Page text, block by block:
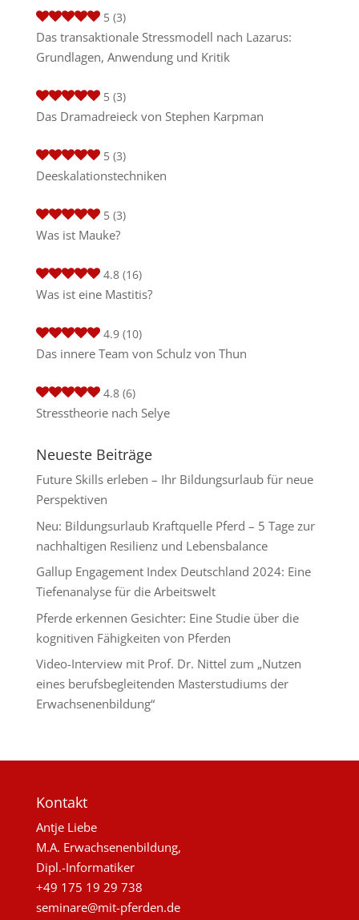
5 (3)
Das transaktionale Stressmodell nach Lazarus:
Grundlagen, Anwendung und Kritik
5 (3)
Das Dramadreieck von Stephen Karpman
5 (3)
Deeskalationstechniken
5 (3)
Was ist Mauke?
4.8 (16)
Was ist eine Mastitis?
4.9 (10)
Das innere Team von Schulz von Thun
4.8 (6)
Stresstheorie nach Selye
Neueste Beiträge
Future Skills erleben – Ihr Bildungsurlaub für neue
Perspektiven
Neu: Bildungsurlaub Kraftquelle Pferd – 5 Tage zur
nachhaltigen Resilienz und Lebensbalance
Gallup Engagement Index Deutschland 2024: Eine
Tiefenanalyse für die Arbeitswelt
Pferde erkennen Gesichter: Eine Studie über die
kognitiven Fähigkeiten von Pferden
Video-Interview mit Prof. Dr. Nittel zum „Nutzen
eines berufsbegleitenden Masterstudiums der
Erwachsenenbildung“
Kontakt
Antje Liebe
M.A. Erwachsenenbildung,
Dipl.-Informatiker
+49 175 19 29 738
seminare@mit-pferden.de